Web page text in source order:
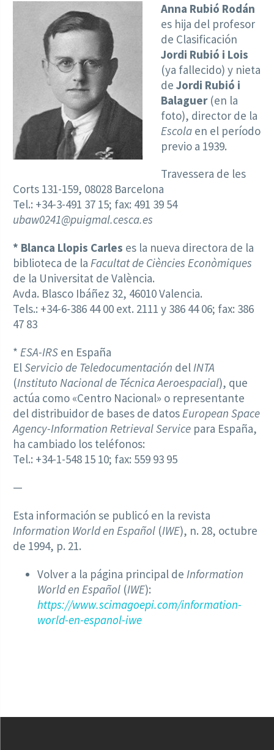
Anna Rubió Rodán
es hija del profesor
de Clasificación
Jordi Rubió i Lois
(ya fallecido) y nieta
deJordi Rubió i
Balaguer(en la
foto), director de la
Escola en el período
previo a 1939.
Travessera de les
Corts 131-159, 08028 Barcelona
Tel.: +34-3-491 37 15; fax: 491 39 54
ubaw0241@puigmal.cesca.es
* Blanca Llopis Carles es la nueva directora de la
biblioteca de la Facultat de Ciències Econòmiques
de la Universitat de València.
Avda. Blasco Ibáñez 32, 46010 Valencia.
Tels.: +34-6-386 44 00 ext. 2111 y 386 44 06; fax: 386
47 83
* ESA-IRS en España
ElServicio de Teledocumentación delINTA
(Instituto Nacional de Técnica Aeroespacial), que
actúa como «Centro Nacional» o representante
del distribuidor de bases de datosEuropean Space
Agency-Information Retrieval Service para España,
ha cambiado los teléfonos:
Tel.: +34-1-548 15 10; fax: 559 93 95
—
Esta información se publicó en la revista
Information World en Español (IWE), n. 28, octubre
de 1994, p. 21.
Volver a la página principal de Information
World en Español (IWE):
https://www.scimagoepi.com/information-
world-en-espanol-iwe